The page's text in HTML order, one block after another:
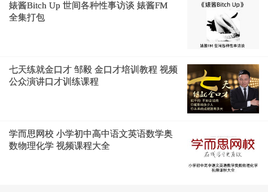
婊酱Bitch Up 世间各种性事访谈 婊酱FM
全集打包
七天练就金口才 邹毅 金口才培训教程 视频
公众演讲口才训练课程
学而思网校 小学初中高中语文英语数学奥
数物理化学 视频课程大全